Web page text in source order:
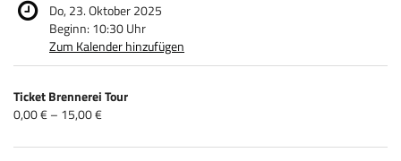
Do, 23. Oktober 2025
Beginn: 10:30Uhr
Zum Kalender hinzufügen
Produkte
Unkategorisierte
Produkte
Ticket Brennerei Tour
von
bis
0,00 € – 15,00 €